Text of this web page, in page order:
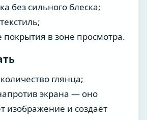
без сильного блеска;
покрытия в зоне просмотра.
глянца;
экрана — оно
изображение и создаёт